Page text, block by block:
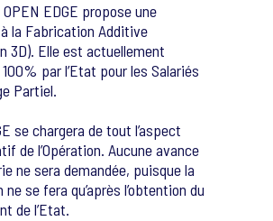
EDGE propose une
la Fabrication Additive
3D). Elle est actuellement
par l’Etat pour les Salariés
Partiel.
se chargera de tout l’aspect
de l’Opération. Aucune avance
ne sera demandée, puisque la
se fera qu’après l’obtention du
de l’Etat.